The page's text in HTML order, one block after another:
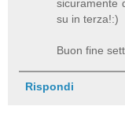
sicuramente
su in terza!:)
Buon fine
Rispondi